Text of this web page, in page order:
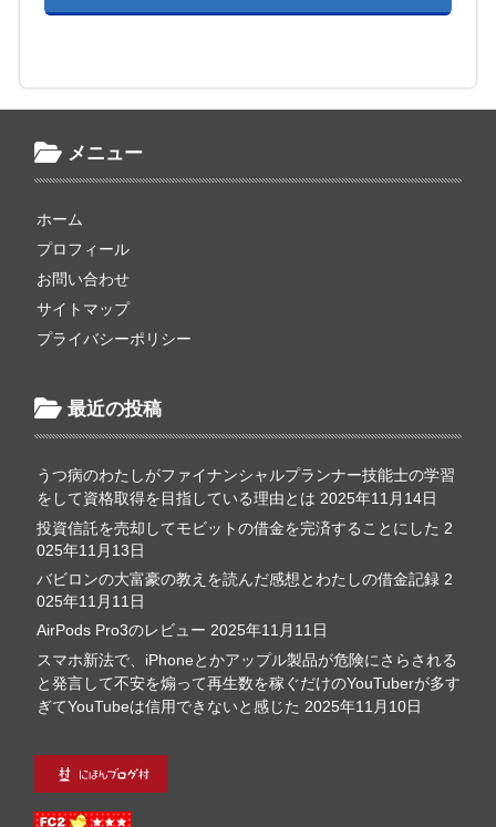
メニュー
ホーム
プロフィール
お問い合わせ
サイトマップ
プライバシーポリシー
最近の投稿
うつ病のわたしがファイナンシャルプランナー技能士の学習
をして資格取得を目指している理由とは 2025年11月14日
投資信託を売却してモビットの借金を完済することにした 2
025年11月13日
バビロンの大富豪の教えを読んだ感想とわたしの借金記録 2
025年11月11日
AirPods Pro3のレビュー 2025年11月11日
スマホ新法で、iPhoneとかアップル製品が危険にさらされる
と発言して不安を煽って再生数を稼ぐだけのYouTuberが多す
ぎてYouTubeは信用できないと感じた 2025年11月10日